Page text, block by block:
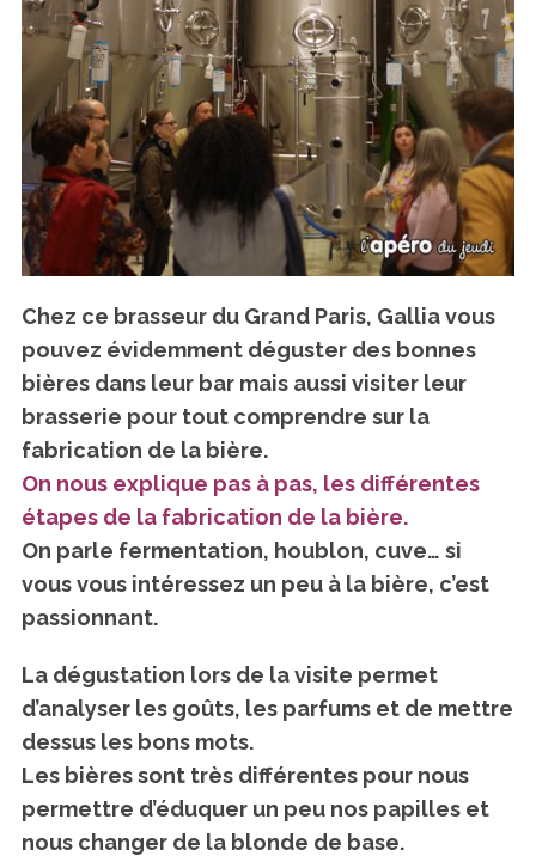
Chez ce brasseur du Grand Paris, Gallia vous
pouvez évidemment déguster des bonnes
bières dans leur bar mais aussi visiter leur
brasserie pour tout comprendre sur la
fabrication de la bière.
On nous explique pas à pas, les différentes
étapes de la fabrication de la bière.
On parle fermentation, houblon, cuve… si
vous vous intéressez un peu à la bière, c’est
passionnant.
La dégustation lors de la visite permet
d’analyser les goûts, les parfums et de mettre
dessus les bons mots.
Les bières sont très différentes pour nous
permettre d’éduquer un peu nos papilles et
nous changer de la blonde de base.